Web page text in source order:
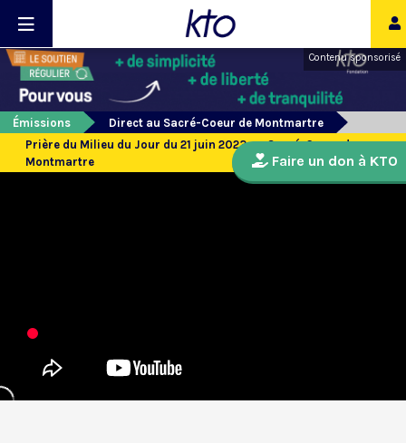
Contenu sponsorisé
Émissions
Direct au Sacré-Coeur de Montmartre
Prière du Milieu du Jour du 21 juin 2023 au Sacré-Coeur de
Montmartre
Faire un don à KTO